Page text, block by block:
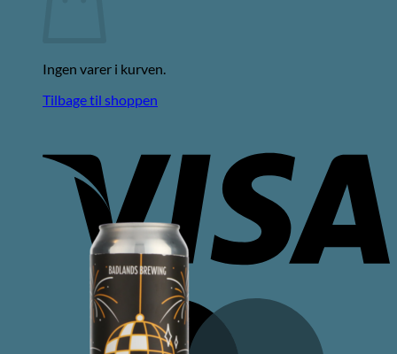
Ingen varer i kurven.
Tilbage til shoppen